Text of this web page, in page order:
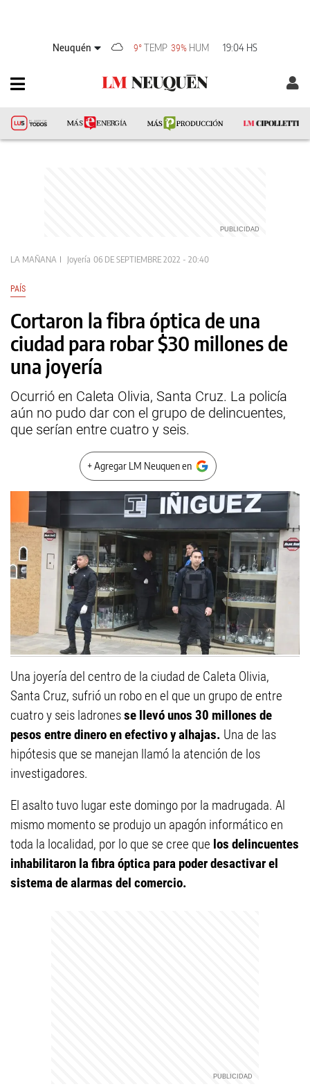
Neuquén 9° TEMP 39% HUM 19:04 HS
LA MAÑANA Joyería 06 DE SEPTIEMBRE 2022 - 20:40
PAÍS
Cortaron la fibra óptica de una
ciudad para robar $30 millones de
una joyería
Ocurrió en Caleta Olivia, Santa Cruz. La policía
aún no pudo dar con el grupo de delincuentes,
que serían entre cuatro y seis.
+ Agregar LM Neuquen en
Una joyería del centro de la ciudad de Caleta Olivia,
Santa Cruz, sufrió un robo en el que un grupo de entre
cuatro y seis ladronesse llevó unos 30 millones de
pesos entre dinero en efectivo y alhajas. Una de las
hipótesis que se manejan llamó la atención de los
investigadores.
El asalto tuvo lugar este domingo por la madrugada. Al
mismo momento se produjo un apagón informático en
toda la localidad, por lo que se cree que los delincuentes
inhabilitaron la fibra óptica para poder desactivar el
sistema de alarmas del comercio.